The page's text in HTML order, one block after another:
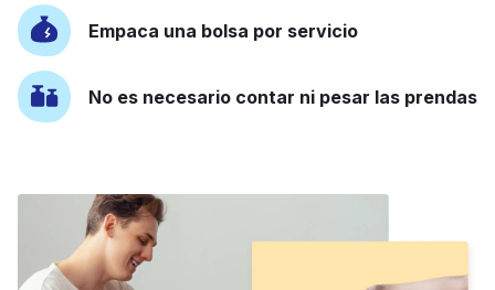
Empaca una bolsa por servicio
No es necesario contar ni pesar las prendas